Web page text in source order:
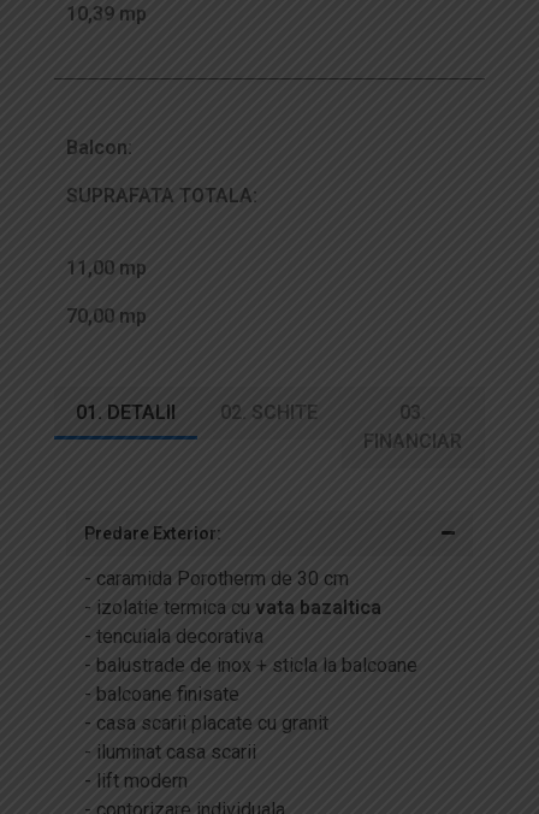
10,39 mp
Balcon:
SUPRAFATA TOTALA:
11,00 mp
70,00 mp
01. DETALII 02. SCHITE
03.
FINANCIAR
Predare Exterior:
- caramida Porotherm de 30 cm
- izolatie termica cu vata bazaltica
- tencuiala decorativa
- balustrade de inox + sticla la balcoane
- balcoane finisate
- casa scarii placate cu granit
- iluminat casa scarii
- lift modern